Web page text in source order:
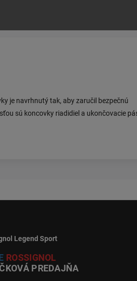
je navrhnutý tak, aby zaručil bezpečnú
sú koncovky riadidiel a ukončovacie
Legend Sport
ROSSIGNOL
PREDAJŇA